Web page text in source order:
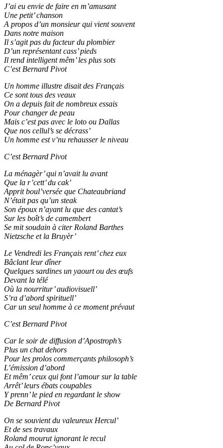
J’ai eu envie de faire en m’amusant
Une petit’ chanson
A propos d’un monsieur qui vient souvent
Dans notre maison
Il s’agit pas du facteur du plombier
D’un représentant cass’ pieds
Il rend intelligent mêm’ les plus sots
C’est Bernard Pivot
Un homme illustre disait des Français
Ce sont tous des veaux
On a depuis fait de nombreux essais
Pour changer de peau
Mais c’est pas avec le loto ou Dallas
Que nos cellul’s se décrass’
Un homme est v’nu rehausser le niveau
C’est Bernard Pivot
La ménagèr’ qui n’avait lu avant
Que la r’cett’ du cak’
Apprit boul’versée que Chateaubriand
N’était pas qu’un steak
Son époux n’ayant lu que des cantat’s
Sur les boît’s de camembert
Se mit soudain à citer Roland Barthes
Nietzsche et la Bruyèr’
Le Vendredi les Français rent’ chez eux
Bâclant leur dîner
Quelques sardines un yaourt ou des œufs
Devant la télé
Où la nourritur’ audiovisuell’
S’ra d’abord spirituell’
Car un seul homme à ce moment prévaut
C’est Bernard Pivot
Car le soir de diffusion d’Apostroph’s
Plus un chat dehors
Pour les prolos commerçants philosoph’s
L’émission d’abord
Et mêm’ ceux qui font l’amour sur la table
Arrêt’ leurs ébats coupables
Y prenn’ le pied en regardant le show
De Bernard Pivot
On se souvient du valeureux Hercul’
Et de ses travaux
Roland mourut ignorant le recul